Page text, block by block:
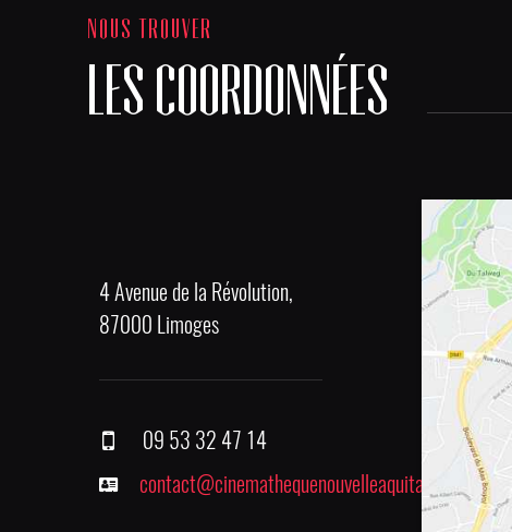
NOUS TROUVER
LES COORDONNÉES
4 Avenue de la Révolution,
87000 Limoges
09 53 32 47 14
contact@cinemathequenouvelleaquitaine.fr